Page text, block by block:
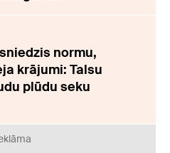
normu,
krājumi: Talsu
plūdu seku